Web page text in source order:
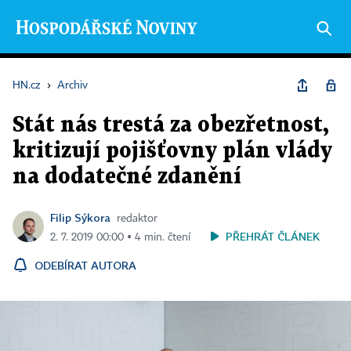
HN.cz › Archiv
Stát nás trestá za obezřetnost,
kritizují pojišťovny plán vlády
na dodatečné zdanění
Filip Sýkora
redaktor
2. 7. 2019 00:00 ▪ 4 min. čtení
PŘEHRÁT ČLÁNEK
ODEBÍRAT AUTORA